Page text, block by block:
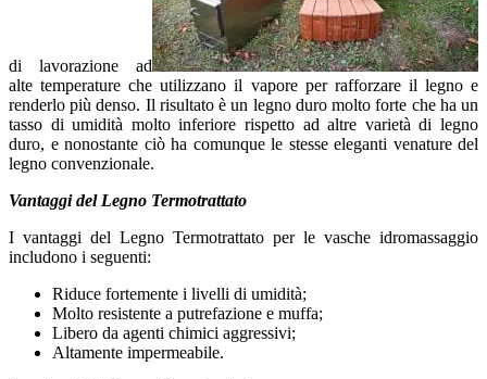
di lavorazione ad
alte temperature che utilizzano il vapore per rafforzare il legno e
renderlo più denso. Il risultato è un legno duro molto forte che ha un
tasso di umidità molto inferiore rispetto ad altre varietà di legno
duro, e nonostante ciò ha comunque le stesse eleganti venature del
legno convenzionale.
Vantaggi del Legno Termotrattato
I vantaggi del Legno Termotrattato per le vasche idromassaggio
includono i seguenti:
Riduce fortemente i livelli di umidità;
Molto resistente a putrefazione e muffa;
Libero da agenti chimici aggressivi;
Altamente impermeabile.